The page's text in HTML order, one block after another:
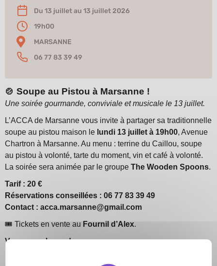
Du 13 juillet au 13 juillet 2026
19h00
MARSANNE
06 77 83 39 49
🍲 Soupe au Pistou à Marsanne !
Une soirée gourmande, conviviale et musicale le 13 juillet.
L’ACCA de Marsanne vous invite à partager sa traditionnelle
soupe au pistou maison le lundi 13 juillet à 19h00, Avenue
Chartron à Marsanne. Au menu : terrine du Caillou, soupe
au pistou à volonté, tarte du moment, vin et café à volonté.
La soirée sera animée par le groupe The Wooden Spoons.
Tarif : 20 €
Réservations conseillées : 06 77 83 39 49
Contact : acca.marsanne@gmail.com
🎟️ Tickets en vente au Fournil d’Alex.
Venez nombreux !